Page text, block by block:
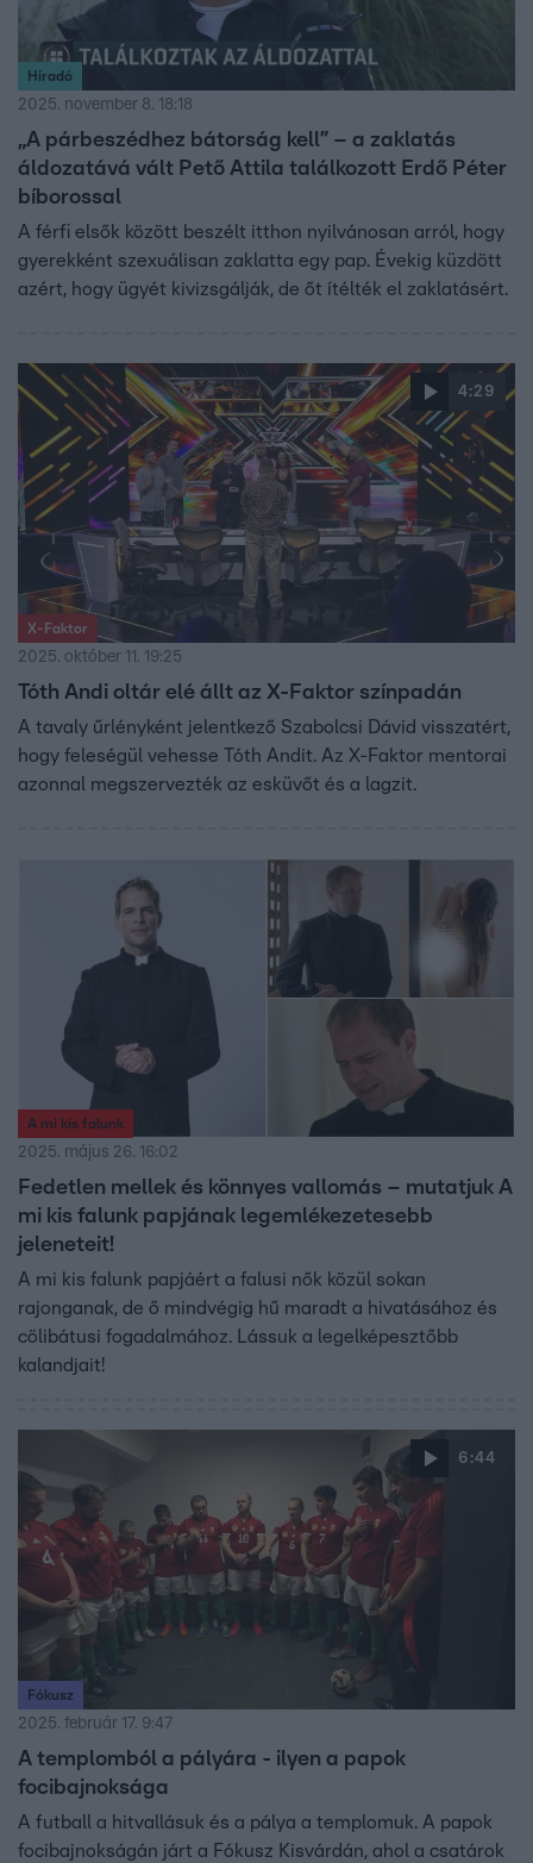
Híradó
2025. november 8. 18:18
„A párbeszédhez bátorság kell” – a zaklatás
áldozatává vált Pető Attila találkozott Erdő Péter
bíborossal
A férfi elsők között beszélt itthon nyilvánosan arról, hogy
gyerekként szexuálisan zaklatta egy pap. Évekig küzdött
azért, hogy ügyét kivizsgálják, de őt ítélték el zaklatásért.
4:29
X-Faktor
2025. október 11. 19:25
Tóth Andi oltár elé állt az X-Faktor színpadán
A tavaly űrlényként jelentkező Szabolcsi Dávid visszatért,
hogy feleségül vehesse Tóth Andit. Az X-Faktor mentorai
azonnal megszervezték az esküvőt és a lagzit.
A mi kis falunk
2025. május 26. 16:02
Fedetlen mellek és könnyes vallomás – mutatjuk A
mi kis falunk papjának legemlékezetesebb
jeleneteit!
A mi kis falunk papjáért a falusi nők közül sokan
rajonganak, de ő mindvégig hű maradt a hivatásához és
cölibátusi fogadalmához. Lássuk a legelképesztőbb
kalandjait!
6:44
Fókusz
2025. február 17. 9:47
A templomból a pályára - ilyen a papok
focibajnoksága
A futball a hitvallásuk és a pálya a templomuk. A papok
focibajnokságán járt a Fókusz Kisvárdán, ahol a csatárok